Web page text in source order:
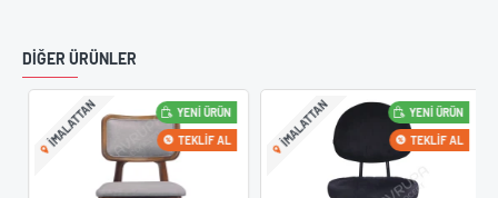
DIĞER ÜRÜNLER
YENI ÜRÜN
IMALATTAN TEKLIF AL
YENI ÜRÜN
IMALATTAN TEKLIF AL